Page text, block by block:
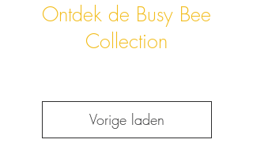
Ontdek de Busy Bee
Collection
Vorige laden